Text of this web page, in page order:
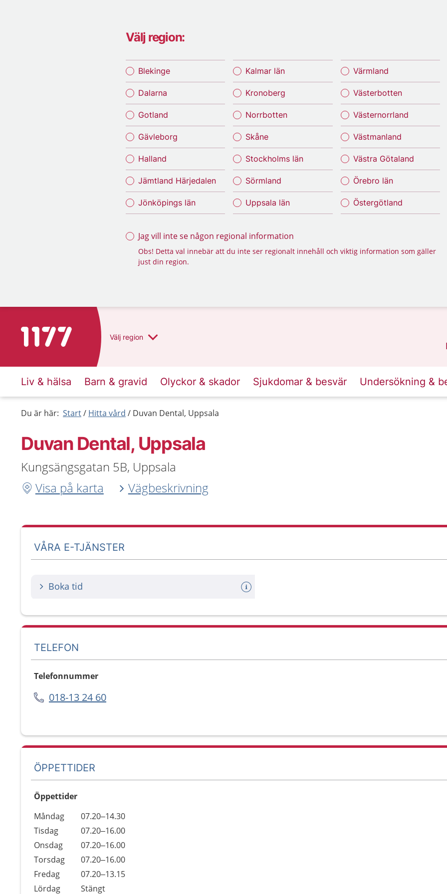
Välj region:
Blekinge
Dalarna
Gotland
Gävleborg
Halland
Jämtland Härjedalen
Jönköpings län
Kalmar län
Kronoberg
Norrbotten
Skåne
Stockholms län
Sörmland
Uppsala län
Värmland
Västerbotten
Västernorrland
Västmanland
Västra Götaland
Örebro län
Östergötland
Jag vill inte se någon regional information
Obs! Detta val innebär att du inte ser regionalt innehåll och viktig information som gäller
just din region.
Till startsidan för 1177 Välj region
Liv & hälsa Barn & gravid Olyckor & skador Sjukdomar & besvär Undersökning &
Du är här: Start Hitta vård Duvan Dental, Uppsala
Duvan Dental, Uppsala
Kungsängsgatan 5B, Uppsala
Visa på karta
Vägbeskrivning
VÅRA E-TJÄNSTER
Boka tid
TELEFON
Telefonnummer
018-13 24 60
ÖPPETTIDER
Öppettider
Dag
Öppettider
Kommentarer
Måndag
07.20–14.30
Tisdag
07.20–16.00
Onsdag
07.20–16.00
Torsdag
07.20–16.00
Fredag
07.20–13.15
Lördag
Stängt